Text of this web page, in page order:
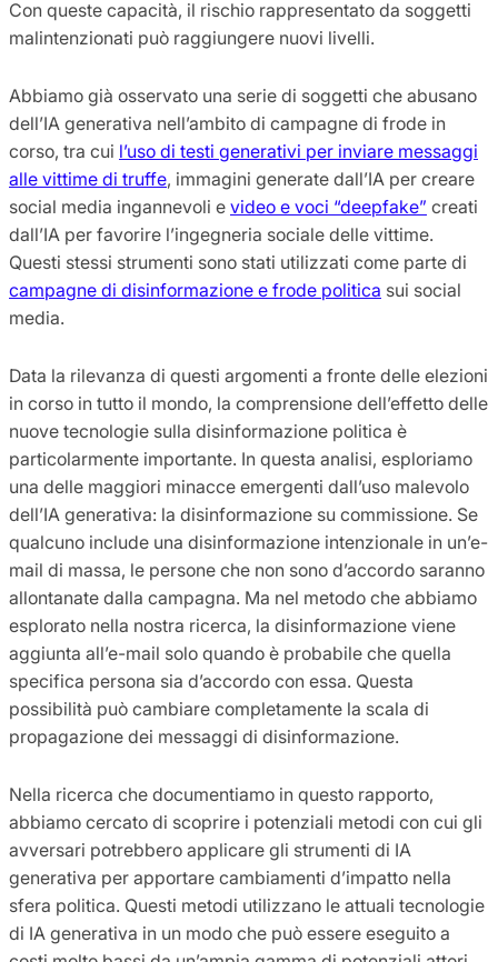
Con queste capacità, il rischio rappresentato da soggetti
malintenzionati può raggiungere nuovi livelli.
Abbiamo già osservato una serie di soggetti che abusano
dell’IA generativa nell’ambito di campagne di frode in
corso, tra cui l’uso di testi generativi per inviare messaggi
alle vittime di truffe, immagini generate dall’IA per creare
social media ingannevoli e video e voci “deepfake” creati
dall’IA per favorire l’ingegneria sociale delle vittime.
Questi stessi strumenti sono stati utilizzati come parte di
campagne di disinformazione e frode politica sui social
media.
Data la rilevanza di questi argomenti a fronte delle elezioni
in corso in tutto il mondo, la comprensione dell’effetto delle
nuove tecnologie sulla disinformazione politica è
particolarmente importante. In questa analisi, esploriamo
una delle maggiori minacce emergenti dall’uso malevolo
dell’IA generativa: la disinformazione su commissione. Se
qualcuno include una disinformazione intenzionale in un’e-
mail di massa, le persone che non sono d’accordo saranno
allontanate dalla campagna. Ma nel metodo che abbiamo
esplorato nella nostra ricerca, la disinformazione viene
aggiunta all’e-mail solo quando è probabile che quella
specifica persona sia d’accordo con essa. Questa
possibilità può cambiare completamente la scala di
propagazione dei messaggi di disinformazione.
Nella ricerca che documentiamo in questo rapporto,
abbiamo cercato di scoprire i potenziali metodi con cui gli
avversari potrebbero applicare gli strumenti di IA
generativa per apportare cambiamenti d’impatto nella
sfera politica. Questi metodi utilizzano le attuali tecnologie
di IA generativa in un modo che può essere eseguito a